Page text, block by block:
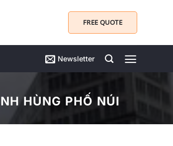
FREE QUOTE
Newsletter
HÙNG PHỐ NÚI